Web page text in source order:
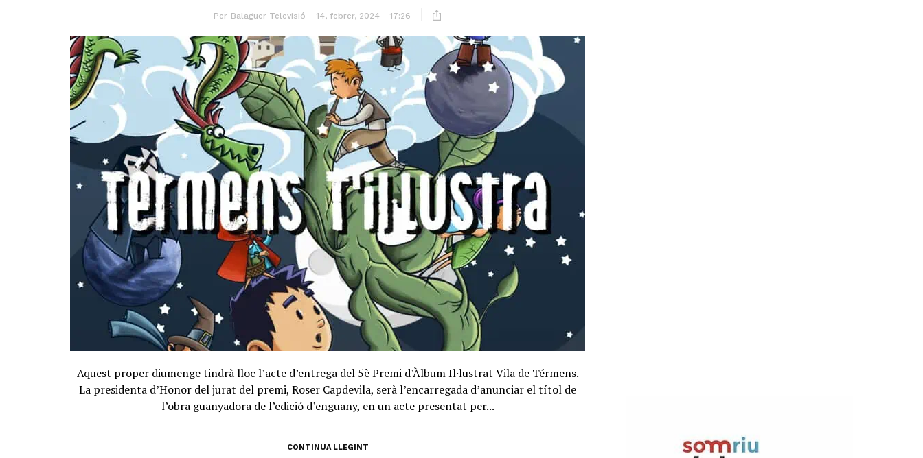
Per Balaguer Televisió 14, febrer, 2024 - 17:26
Aquest proper diumenge tindrà lloc l’acte d’entrega del 5è Premi d’Àlbum Il·lustrat Vila de Térmens.
La presidenta d’Honor del jurat del premi, Roser Capdevila, serà l’encarregada d’anunciar el títol de
l’obra guanyadora de l’edició d’enguany, en un acte presentat per...
CONTINUA LLEGINT